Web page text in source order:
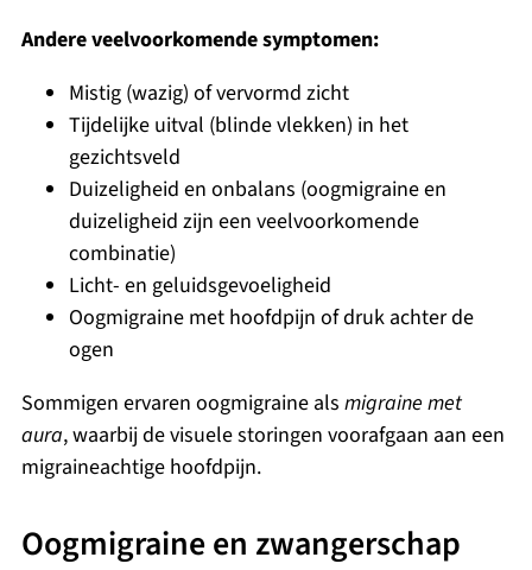
Andere veelvoorkomende symptomen:
Mistig (wazig) of vervormd zicht
Tijdelijke uitval (blinde vlekken) in het
gezichtsveld
Duizeligheid en onbalans (oogmigraine en
duizeligheid zijn een veelvoorkomende
combinatie)
Licht- en geluidsgevoeligheid
Oogmigraine met hoofdpijn of druk achter de
ogen
Sommigen ervaren oogmigraine alsmigraine met
aura, waarbij de visuele storingen voorafgaan aan een
migraineachtige hoofdpijn.
Oogmigraine en zwangerschap